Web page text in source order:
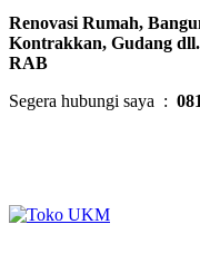
Renovasi Rumah,
Kontrakkan, Gudang
RAB
Segera hubungi saya :